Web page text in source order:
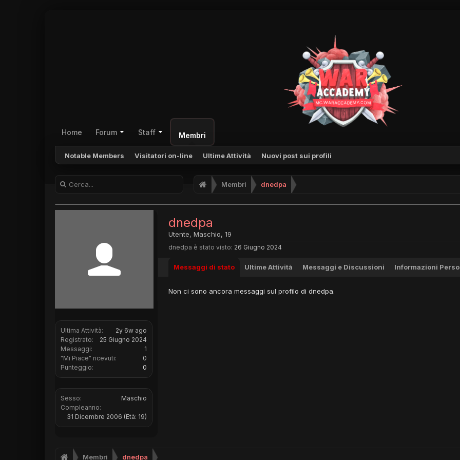
Home Forum Staff Membri
Notable Members Visitatori on-line Ultime Attività Nuovi post sui profili
Membri dnedpa
Ultima Attività:
2y 6w ago
Registrato:
25 Giugno 2024
Messaggi:
1
"Mi Piace" ricevuti:
0
Punteggio:
0
Sesso:
Maschio
Compleanno:
31 Dicembre 2006 (Età: 19)
dnedpa
Utente, Maschio, 19
dnedpa è stato visto: 26 Giugno 2024
Messaggi di stato Ultime Attività Messaggi e Discussioni Informazioni
Non ci sono ancora messaggi sul profilo di dnedpa.
Membri dnedpa